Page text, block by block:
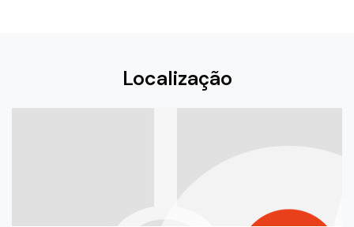
Localização